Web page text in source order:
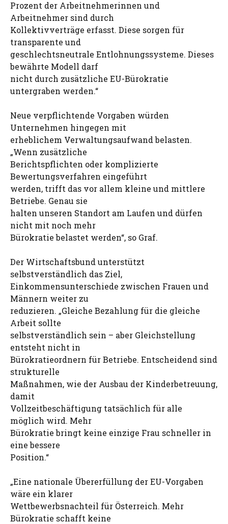
Prozent der Arbeitnehmerinnen und
Arbeitnehmer sind durch
Kollektivverträge erfasst. Diese sorgen für
transparente und
geschlechtsneutrale Entlohnungssysteme. Dieses
bewährte Modell darf
nicht durch zusätzliche EU-Bürokratie
untergraben werden.“
Neue verpflichtende Vorgaben würden
Unternehmen hingegen mit
erheblichem Verwaltungsaufwand belasten.
„Wenn zusätzliche
Berichtspflichten oder komplizierte
Bewertungsverfahren eingeführt
werden, trifft das vor allem kleine und mittlere
Betriebe. Genau sie
halten unseren Standort am Laufen und dürfen
nicht mit noch mehr
Bürokratie belastet werden“, so Graf.
Der Wirtschaftsbund unterstützt
selbstverständlich das Ziel,
Einkommensunterschiede zwischen Frauen und
Männern weiter zu
reduzieren. „Gleiche Bezahlung für die gleiche
Arbeit sollte
selbstverständlich sein – aber Gleichstellung
entsteht nicht in
Bürokratieordnern für Betriebe. Entscheidend sind
strukturelle
Maßnahmen, wie der Ausbau der Kinderbetreuung,
damit
Vollzeitbeschäftigung tatsächlich für alle
möglich wird. Mehr
Bürokratie bringt keine einzige Frau schneller in
eine bessere
Position.“
„Eine nationale Übererfüllung der EU-Vorgaben
wäre ein klarer
Wettbewerbsnachteil für Österreich. Mehr
Bürokratie schafft keine